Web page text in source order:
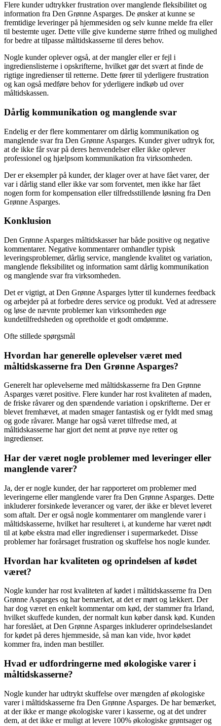
Flere kunder udtrykker frustration over manglende fleksibilitet og
information fra Den Grønne Asparges. De ønsker at kunne se
fremtidige leveringer på hjemmesiden og selv kunne melde fra eller
til bestemte uger. Dette ville give kunderne større frihed og mulighed
for bedre at tilpasse måltidskasserne til deres behov.
Nogle kunder oplever også, at der mangler eller er fejl i
ingredienslisterne i opskrifterne, hvilket gør det svært at finde de
rigtige ingredienser til retterne. Dette fører til yderligere frustration
og kan også medføre behov for yderligere indkøb ud over
måltidskassen.
Dårlig kommunikation og manglende svar
Endelig er der flere kommentarer om dårlig kommunikation og
manglende svar fra Den Grønne Asparges. Kunder giver udtryk for,
at de ikke får svar på deres henvendelser eller ikke oplever
professionel og hjælpsom kommunikation fra virksomheden.
Der er eksempler på kunder, der klager over at have fået varer, der
var i dårlig stand eller ikke var som forventet, men ikke har fået
nogen form for kompensation eller tilfredsstillende løsning fra Den
Grønne Asparges.
Konklusion
Den Grønne Asparges måltidskasser har både positive og negative
kommentarer. Negative kommentarer omhandler typisk
leveringsproblemer, dårlig service, manglende kvalitet og variation,
manglende fleksibilitet og information samt dårlig kommunikation
og manglende svar fra virksomheden.
Det er vigtigt, at Den Grønne Asparges lytter til kundernes feedback
og arbejder på at forbedre deres service og produkt. Ved at adressere
og løse de nævnte problemer kan virksomheden øge
kundetilfredsheden og opretholde et godt omdømme.
Ofte stillede spørgsmål
Hvordan har generelle oplevelser været med
måltidskasserne fra Den Grønne Asparges?
Generelt har oplevelserne med måltidskasserne fra Den Grønne
Asparges været positive. Flere kunder har rost kvaliteten af maden,
de friske råvarer og den spændende variation i opskrifterne. Der er
blevet fremhævet, at maden smager fantastisk og er fyldt med smag
og gode råvarer. Mange har også været tilfredse med, at
måltidskasserne har gjort det nemt at prøve nye retter og
ingredienser.
Har der været nogle problemer med leveringer eller
manglende varer?
Ja, der er nogle kunder, der har rapporteret om problemer med
leveringerne eller manglende varer fra Den Grønne Asparges. Dette
inkluderer forsinkede leverancer og varer, der ikke er blevet leveret
som aftalt. Der er også nogle kommentarer om manglende varer i
måltidskasserne, hvilket har resulteret i, at kunderne har været nødt
til at købe ekstra mad eller ingredienser i supermarkedet. Disse
problemer har forårsaget frustration og skuffelse hos nogle kunder.
Hvordan har kvaliteten og oprindelsen af kødet
været?
Nogle kunder har rost kvaliteten af kødet i måltidskasserne fra Den
Grønne Asparges og har bemærket, at det er mørt og lækkert. Der
har dog været en enkelt kommentar om kød, der stammer fra Irland,
hvilket skuffede kunden, der normalt kun køber dansk kød. Kunden
har foreslået, at Den Grønne Asparges inkluderer oprindelseslandet
for kødet på deres hjemmeside, så man kan vide, hvor kødet
kommer fra, inden man bestiller.
Hvad er udfordringerne med økologiske varer i
måltidskasserne?
Nogle kunder har udtrykt skuffelse over mængden af økologiske
varer i måltidskasserne fra Den Grønne Asparges. De har bemærket,
at der ikke er mange økologiske varer i kasserne, og at det undrer
dem, at det ikke er muligt at levere 100% økologiske grøntsager og